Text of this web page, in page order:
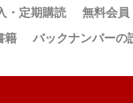
・定期購読
無料会員
籍
バックナンバーの